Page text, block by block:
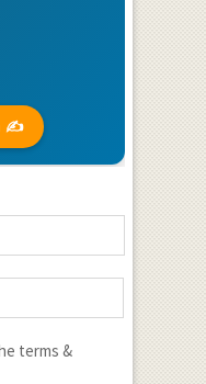
✍️
terms &